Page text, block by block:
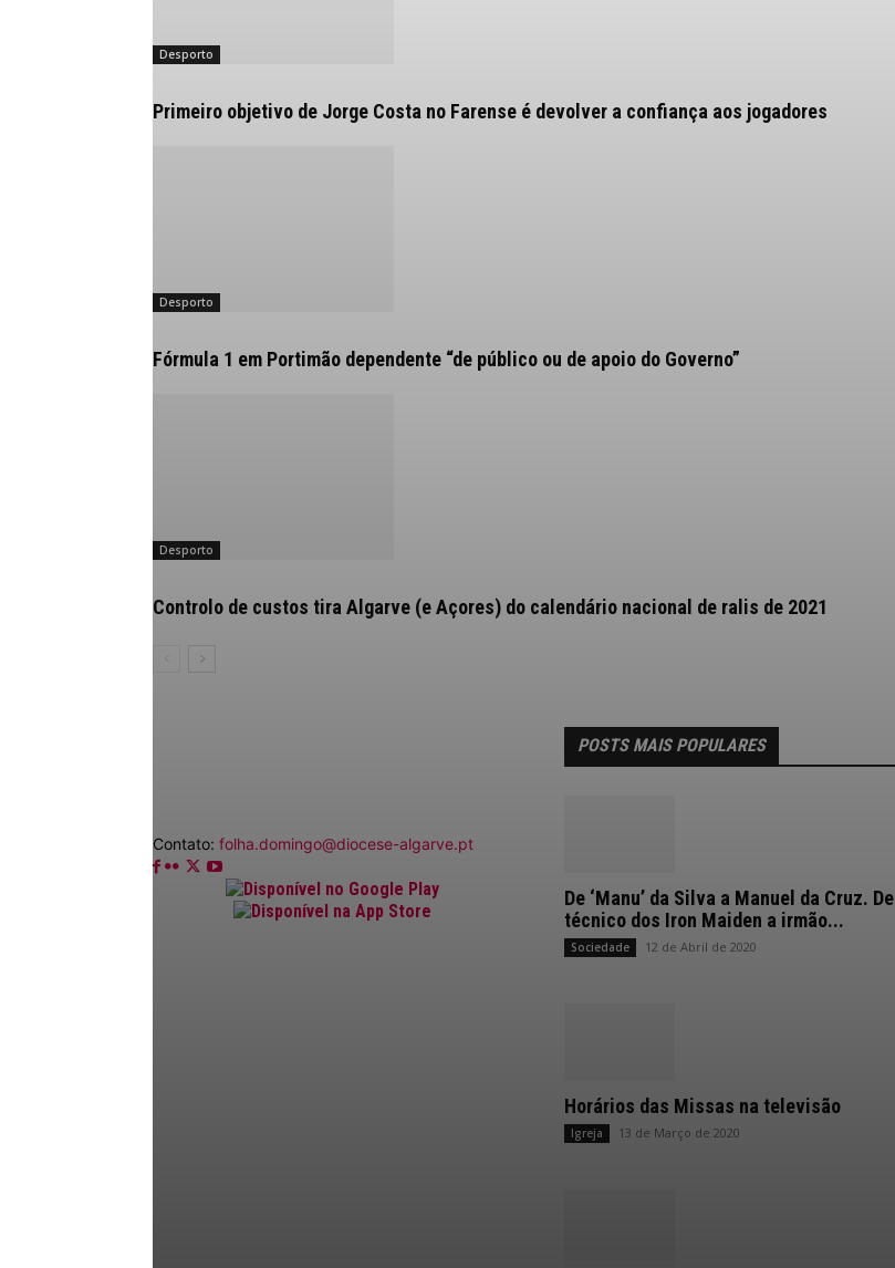
Desporto
Primeiro objetivo de Jorge Costa no Farense é devolver a confiança aos jogadores
Desporto
Fórmula 1 em Portimão dependente “de público ou de apoio do Governo”
Desporto
Controlo de custos tira Algarve (e Açores) do calendário nacional de ralis de 2021
Contato: folha.domingo@diocese-algarve.pt
POSTS MAIS POPULARES
De ‘Manu’ da Silva a Manuel da Cruz. De
técnico dos Iron Maiden a irmão...
Sociedade 12 de Abril de 2020
Horários das Missas na televisão
Igreja 13 de Março de 2020